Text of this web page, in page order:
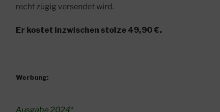
recht zügig versendet wird.
Er kostet inzwischen stolze 49,90 €.
Werbung:
Ausgabe 2024*